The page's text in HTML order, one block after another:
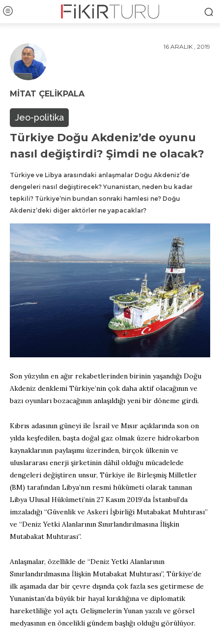
16 ARALIK , 2019
MITAT ÇELIKPALA
Jeo-politika
Türkiye Doğu Akdeniz’de oyunu
nasıl değiştirdi? Şimdi ne olacak?
Türkiye ve Libya arasındaki anlaşmalar Doğu Akdeniz’de
dengeleri nasıl değiştirecek? Yunanistan, neden bu kadar
tepkili? Türkiye’nin bundan sonraki hamlesi ne? Doğu
Akdeniz’deki diğer aktörler ne yapacaklar?
Son yüzyılın en ağır rekabetlerinden birinin yaşandığı Doğu
Akdeniz denklemi Türkiye’nin çok daha aktif olacağının ve
bazı oyunları bozacağının anlaşıldığı yeni bir döneme girdi.
Kıbrıs adasının güneyi ile İsrail ve Mısır açıklarında son on
yılda keşfedilen, başta doğal gaz olmak üzere hidrokarbon
kaynaklarının paylaşımı üzerinden, birçok ülkenin ve
uluslararası enerji şirketinin dâhil olduğu mücadelede
dengeleri değiştiren unsur, Türkiye ile Birleşmiş Milletler
(BM) tarafından Libya’nın resmi hükümeti olarak tanınan
Libya Ulusal Hükümeti’nin 27 Kasım 2019’da İstanbul’da
imzaladığı “Güvenlik ve Askeri İşbirliği Mutabakat Muhtırası”
ve “Deniz Yetki Alanlarının Sınırlandırılmasına İlişkin
Mutabakat Muhtırası”.
Anlaşmalar, özellikle de “Deniz Yetki Alanlarının
Sınırlandırılmasına İlişkin Mutabakat Muhtırası”, Türkiye’de
ilk aşamada dar bir çevre dışında çok fazla ses getirmese de
Yunanistan’da büyük bir hayal kırıklığına ve diplomatik
hareketliliğe yol açtı. Gelişmelerin Yunan yazılı ve görsel
medyasının en öncelikli gündem başlığı olduğu görülüyor.